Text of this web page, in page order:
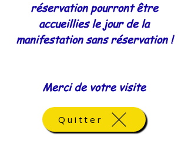
réservation pourront être
accueillies le jour de la
manifestation sans réservation !
Merci de votre visite
Quitter